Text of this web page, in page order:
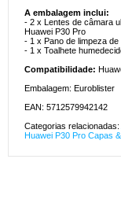
A embalagem inclui:
- 2 x Lentes de câmara
Huawei P30 Pro
- 1 x Pano de limpeza de
- 1 x Toalhete
Compatibilidade:
Embalagem: Euroblister
EAN: 5712579942142
Categorias relacionadas:
Huawei P30 Pro Capas